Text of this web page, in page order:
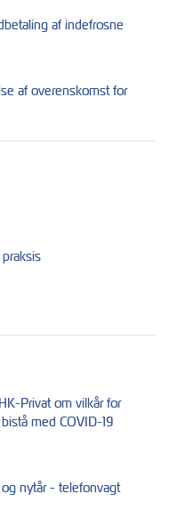
af indefrosne
af overenskomst for
Privat om vilkår for
med COVID-19
nytår - telefonvagt